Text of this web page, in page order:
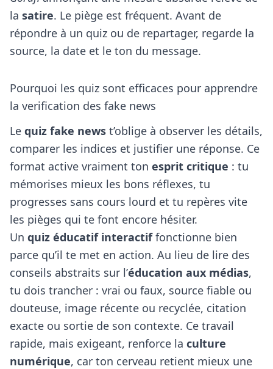
la satire. Le piège est fréquent. Avant de
répondre à un quiz ou de repartager, regarde la
source, la date et le ton du message.
Pourquoi les quiz sont efficaces pour apprendre
la verification des fake news
Le quiz fake news t’oblige à observer les détails,
comparer les indices et justifier une réponse. Ce
format active vraiment ton esprit critique : tu
mémorises mieux les bons réflexes, tu
progresses sans cours lourd et tu repères vite
les pièges qui te font encore hésiter.
Un quiz éducatif interactiffonctionne bien
parce qu’il te met en action. Au lieu de lire des
conseils abstraits sur l’éducation aux médias,
tu dois trancher : vrai ou faux, source fiable ou
douteuse, image récente ou recyclée, citation
exacte ou sortie de son contexte. Ce travail
rapide, mais exigeant, renforce la culture
numérique, car ton cerveau retient mieux une